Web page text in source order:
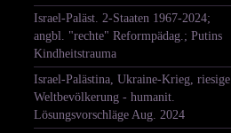
Israel-Paläst. 2-Staaten 1967-2024;
angbl. "rechte" Reformpädag.; Putins
Kindheitstrauma
Israel-Palästina, Ukraine-Krieg, riesige
Weltbevölkerung - humanit.
Lösungsvorschläge Aug. 2024